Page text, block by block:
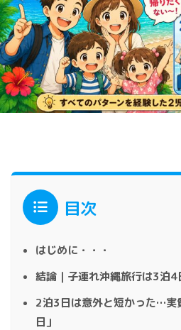
目次
はじめに・・・
結論｜子連れ沖縄旅行は3泊4
2泊3日は意外と短かった…実
日」